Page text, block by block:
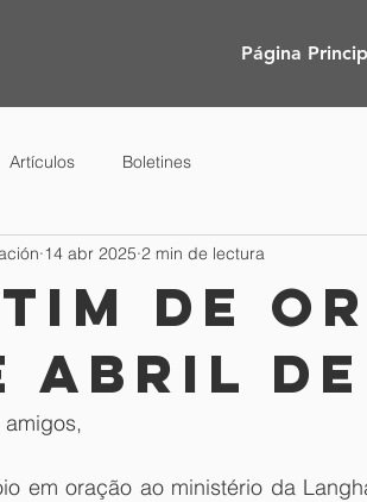
Página
Artículos Boletines
de
abril de
14 abr 2025 2 min de lectura
em oração ao ministério da